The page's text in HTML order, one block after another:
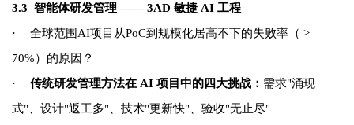
3.3 智能体研发管理 —— 3AD 敏捷 AI 工程
·
全球范围AI项目从PoC到规模化居高不下的失败率（ >
70%）的原因？
·
传统研发管理方法在 AI 项目中的四大挑战： 需求"涌现
式"、设计"返工多"、技术"更新快"、验收"无止尽"